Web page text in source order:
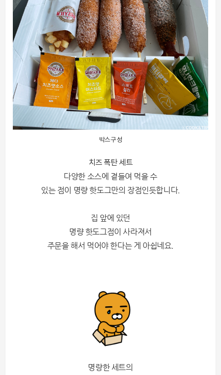
박스구성
치즈 폭탄 세트
다양한 소스에 곁들여 먹을 수
있는 점이 명량 핫도그만의 장점인듯합니다.
집 앞에 있던
명량 핫도그점이 사라져서
주문을 해서 먹어야 한다는 게 아쉽네요.
명량한 세트의